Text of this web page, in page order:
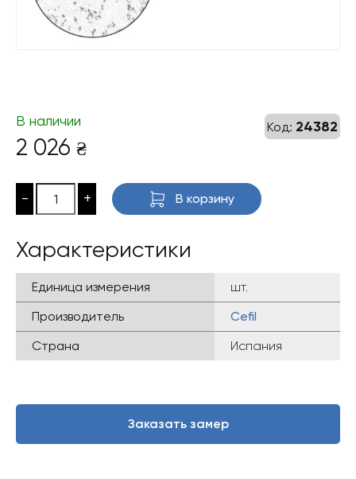
Код: 24382
В наличии
2 026 ₴
- + В корзину
Характеристики
Единица измерения
шт.
Производитель
Cefil
Страна
Испания
Заказать замер